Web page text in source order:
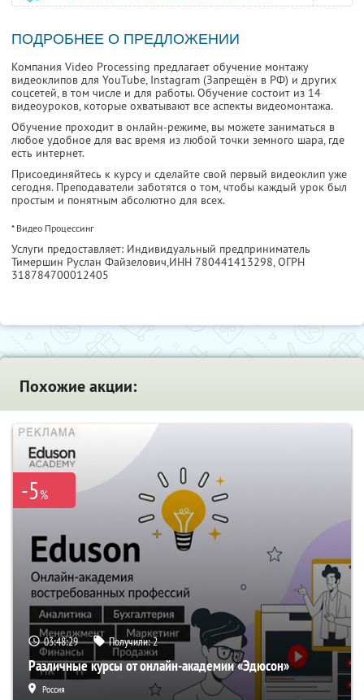
ПОДРОБНЕЕ О ПРЕДЛОЖЕНИИ
Компания Video Processing предлагает обучение монтажу
видеоклипов для YouTube, Instagram (Запрещён в РФ) и других
соцсетей, в том числе и для работы. Обучение состоит из 14
видеоуроков, которые охватывают все аспекты видеомонтажа.
Обучение проходит в онлайн-режиме, вы можете заниматься в
любое удобное для вас время из любой точки земного шара, где
есть интернет.
Присоединяйтесь к курсу и сделайте свой первый видеоклип уже
сегодня. Преподаватели заботятся о том, чтобы каждый урок был
простым и понятным абсолютно для всех.
* Видео Процессинг
Услуги предоставляет: Индивидуальный предприниматель
Тимершин Руслан Файзелович,ИНН 780441413298, ОГРН
318784700012405
Похожие акции:
-5%
03:48:28 Получили:2
Различные курсы от онлайн-академии «Эдюсон»
Россия